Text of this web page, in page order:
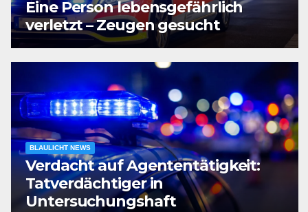
Eine Person lebensgefährlich
verletzt – Zeugen gesucht
BLAULICHT NEWS
Verdacht auf Agententätigkeit:
Tatverdächtiger in
Untersuchungshaft